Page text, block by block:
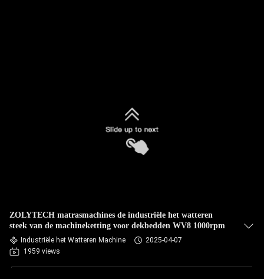
ZOLYTECH matrasmachines de industriële het watteren
steek van de machineketting voor dekbedden WV8 1000rpm
Industriële het Watteren Machine
2025-04-07
1959 views